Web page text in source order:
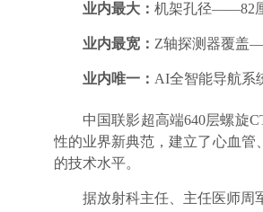
业内最大： 机架孔径——82
业内最宽： Z轴探测器覆盖
业内唯一： AI全智能导航
中国联影超高端640层螺旋
性的业界新典范，建立了心血管
的技术水平。
据放射科主任、主任医师周